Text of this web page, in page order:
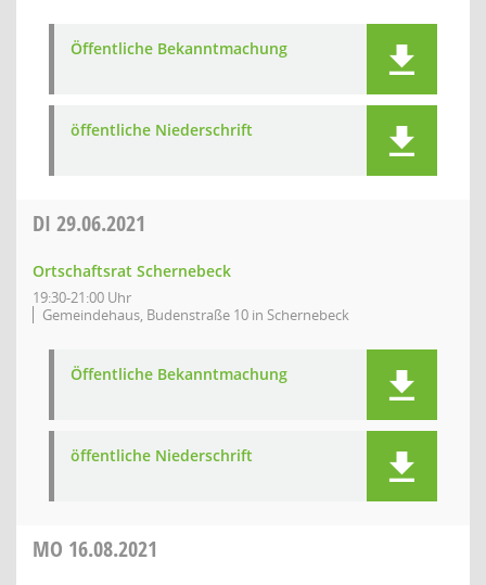
Öffentliche Bekanntmachung
öffentliche Niederschrift
DI 29.06.2021
Ortschaftsrat Schernebeck
19:30-21:00 Uhr
Gemeindehaus, Budenstraße 10 in Schernebeck
Öffentliche Bekanntmachung
öffentliche Niederschrift
MO 16.08.2021